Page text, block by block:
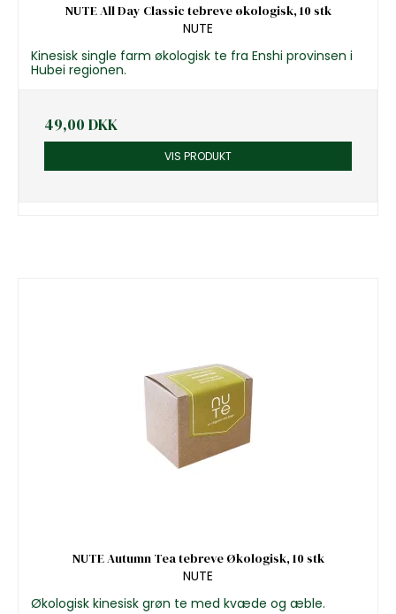
NUTE All Day Classic tebreve økologisk, 10 stk
NUTE
Kinesisk single farm økologisk te fra Enshi provinsen i
Hubei regionen.
49,00 DKK
VIS PRODUKT
NUTE Autumn Tea tebreve Økologisk, 10 stk
NUTE
Økologisk kinesisk grøn te med kvæde og æble.